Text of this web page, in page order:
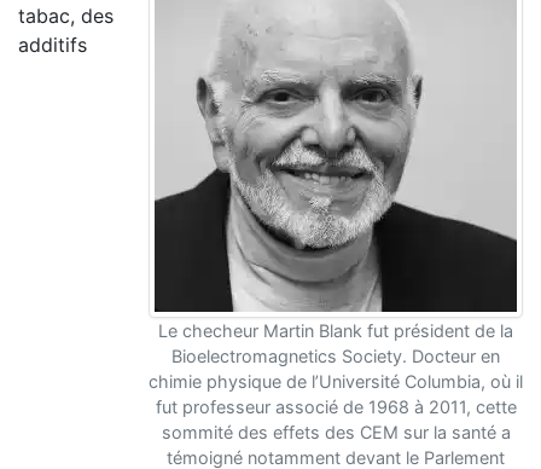
Le checheur Martin Blank fut président de la
Bioelectromagnetics Society. Docteur en
chimie physique de l’Université Columbia, où il
fut professeur associé de 1968 à 2011, cette
sommité des effets des CEM sur la santé a
témoigné notamment devant le Parlement
tabac, des
additifs